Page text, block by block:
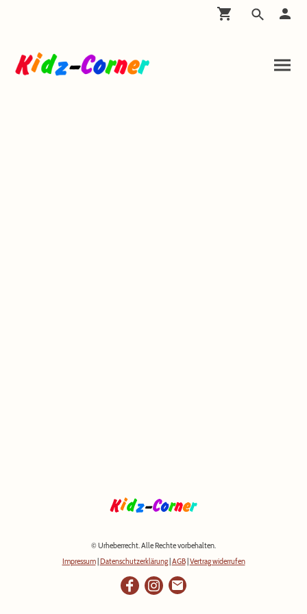
© Urheberrecht. Alle Rechte vorbehalten.
Impressum| Datenschutzerklärung| AGB| Vertrag widerrufen